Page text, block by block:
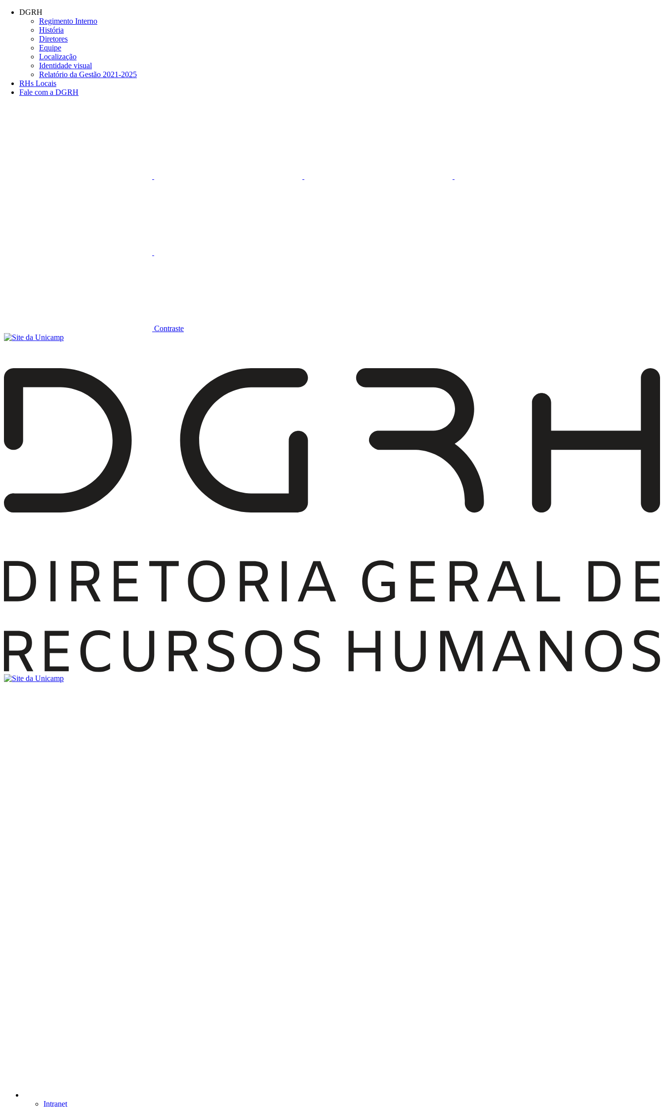
Conteúdo principal
DGRH
Regimento Interno
História
Diretores
Equipe
Localização
Identidade visual
Relatório da Gestão 2021-2025
RHs Locais
Fale com a DGRH
Contraste
Intranet